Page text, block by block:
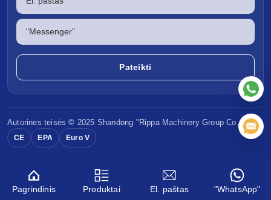
Autorinės teisės © 2025 Shandong "Rippa MachineryGroup Co., Ltd.
CE EPA Euro V
Pagrindinis Produktai El. paštas "WhatsApp"